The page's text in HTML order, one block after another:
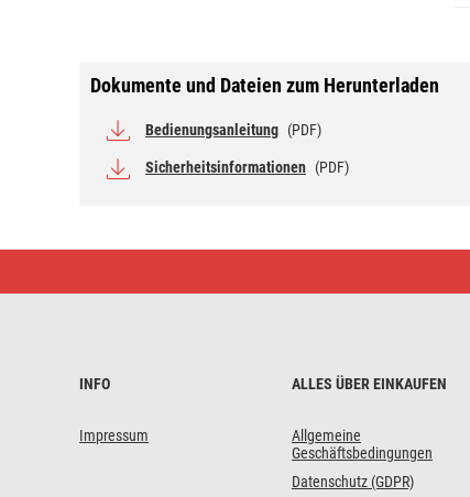
Dokumente und Dateien zum Herunterladen
Bedienungsanleitung (PDF)
Sicherheitsinformationen (PDF)
RORI
Farbtemperatur-
INFO
Impressum
ALLES ÜBER EINKAUFEN
Allgemeine
Geschäftsbedingungen
Datenschutz (GDPR)